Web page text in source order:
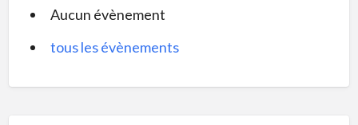
Aucun évènement
tous les évènements